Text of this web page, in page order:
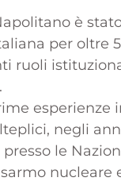
è
per oltre
ruoli
esperienze
negli
presso le
nucleare